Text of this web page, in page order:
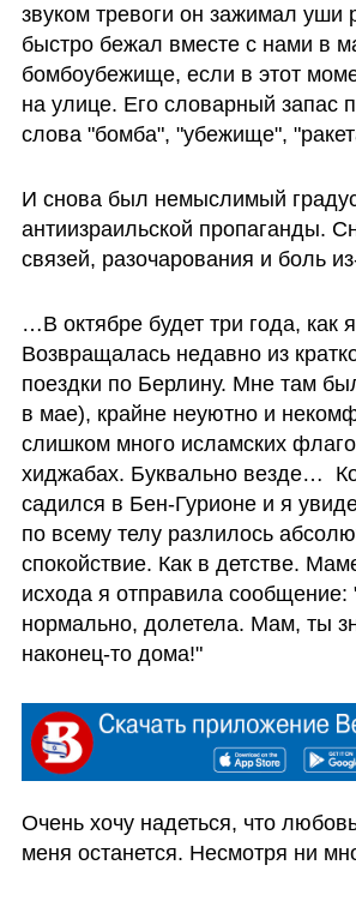
звуком тревоги он зажимал уши
быстро бежал вместе с нами в
бомбоубежище, если в этот
на улице. Его словарный запас
слова "бомба", "убежище",
И снова был немыслимый
антиизраильской пропаганды.
связей, разочарования и боль
…В октябре будет три года, как
Возвращалась недавно из
поездки по Берлину. Мне там
в мае), крайне неуютно и
слишком много исламских
хиджабах. Буквально везде…
садился в Бен-Гурионе и я
по всему телу разлилось
спокойствие. Как в детстве.
исхода я отправила сообщение:
нормально, долетела. Мам, ты
наконец-то дома!"
Очень хочу надеться, что
меня останется. Несмотря ни